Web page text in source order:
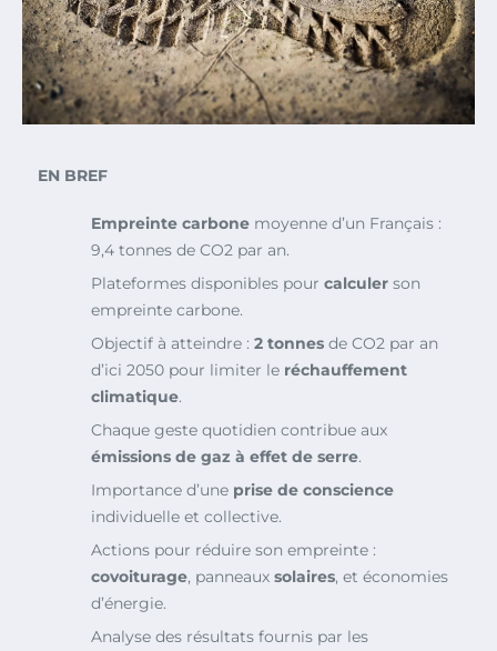
EN BREF
Empreinte carbone moyenne d’un Français :
9,4 tonnes de CO2 par an.
Plateformes disponibles pour calculer son
empreinte carbone.
Objectif à atteindre : 2 tonnes de CO2 par an
d’ici 2050 pour limiter le réchauffement
climatique.
Chaque geste quotidien contribue aux
émissions de gaz à effet de serre.
Importance d’une prise de conscience
individuelle et collective.
Actions pour réduire son empreinte :
covoiturage, panneaux solaires, et économies
d’énergie.
Analyse des résultats fournis par les